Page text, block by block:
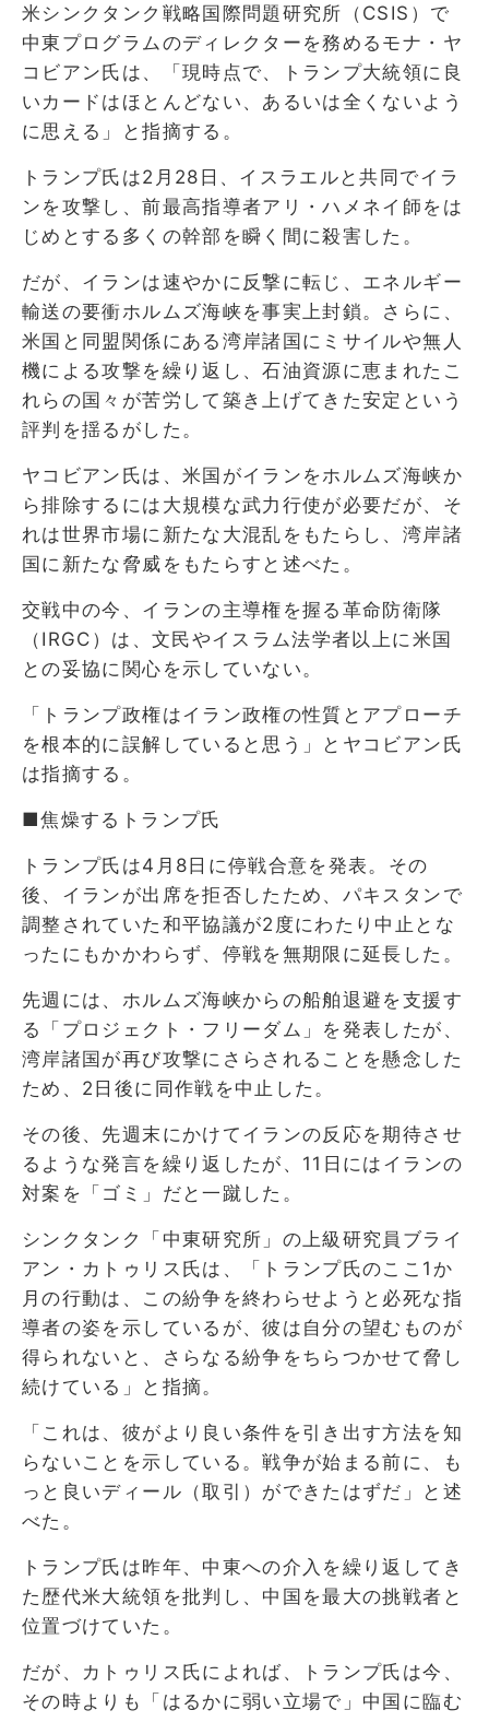
米シンクタンク戦略国際問題研究所（CSIS）で
中東プログラムのディレクターを務めるモナ・ヤ
コビアン氏は、「現時点で、トランプ大統領に良
いカードはほとんどない、あるいは全くないよう
に思える」と指摘する。
トランプ氏は2月28日、イスラエルと共同でイラ
ンを攻撃し、前最高指導者アリ・ハメネイ師をは
じめとする多くの幹部を瞬く間に殺害した。
だが、イランは速やかに反撃に転じ、エネルギー
輸送の要衝ホルムズ海峡を事実上封鎖。さらに、
米国と同盟関係にある湾岸諸国にミサイルや無人
機による攻撃を繰り返し、石油資源に恵まれたこ
れらの国々が苦労して築き上げてきた安定という
評判を揺るがした。
ヤコビアン氏は、米国がイランをホルムズ海峡か
ら排除するには大規模な武力行使が必要だが、そ
れは世界市場に新たな大混乱をもたらし、湾岸諸
国に新たな脅威をもたらすと述べた。
交戦中の今、イランの主導権を握る革命防衛隊
（IRGC）は、文民やイスラム法学者以上に米国
との妥協に関心を示していない。
「トランプ政権はイラン政権の性質とアプローチ
を根本的に誤解していると思う」とヤコビアン氏
は指摘する。
■焦燥するトランプ氏
トランプ氏は4月8日に停戦合意を発表。その
後、イランが出席を拒否したため、パキスタンで
調整されていた和平協議が2度にわたり中止とな
ったにもかかわらず、停戦を無期限に延長した。
先週には、ホルムズ海峡からの船舶退避を支援す
る「プロジェクト・フリーダム」を発表したが、
湾岸諸国が再び攻撃にさらされることを懸念した
ため、2日後に同作戦を中止した。
その後、先週末にかけてイランの反応を期待させ
るような発言を繰り返したが、11日にはイランの
対案を「ゴミ」だと一蹴した。
シンクタンク「中東研究所」の上級研究員ブライ
アン・カトゥリス氏は、「トランプ氏のここ1か
月の行動は、この紛争を終わらせようと必死な指
導者の姿を示しているが、彼は自分の望むものが
得られないと、さらなる紛争をちらつかせて脅し
続けている」と指摘。
「これは、彼がより良い条件を引き出す方法を知
らないことを示している。戦争が始まる前に、も
っと良いディール（取引）ができたはずだ」と述
べた。
トランプ氏は昨年、中東への介入を繰り返してき
た歴代米大統領を批判し、中国を最大の挑戦者と
位置づけていた。
だが、カトゥリス氏によれば、トランプ氏は今、
その時よりも「はるかに弱い立場で」中国に臨む